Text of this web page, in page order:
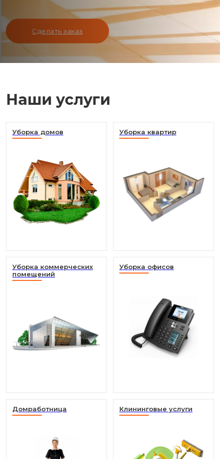
Сделать заказ
Наши услуги
Уборка домов Уборка квартир
Уборка коммерческих
помещений
Уборка офисов
Домработница Клининговые услуги